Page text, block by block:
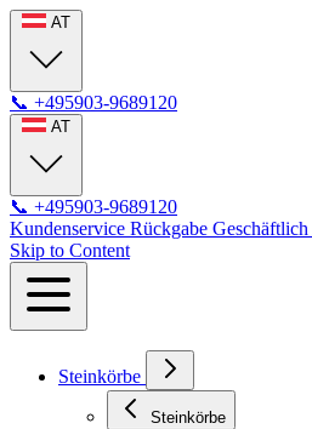
AT
📞 +495903-9689120
AT
📞 +495903-9689120
Kundenservice Rückgabe Geschäftlich
Skip to Content
Steinkörbe
Steinkörbe